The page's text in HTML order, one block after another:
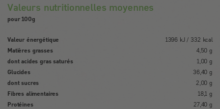
Valeurs nutritionnelles moyennes
pour 100g
Valeur énergétique
1396 kJ / 332 kcal
Matières grasses
4,50 g
dont acides gras saturés
1,00 g
Glucides
36,40 g
dont sucres
2,00 g
Fibres alimentaires
18,1 g
Protéines
27,40 g